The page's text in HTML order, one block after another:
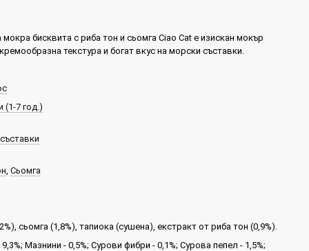
мокра бисквита с риба тон и сьомга Ciao Cat е изискан мокър
текстура и богат вкус на морски съставки.
(1-7 год.)
, Сьомга
сьомга (1,8%), тапиока (сушена), екстракт от риба тон (0,9%).
Мазнини - 0,5%; Сурови фибри - 0,1%; Сурова пепел - 1,5%;